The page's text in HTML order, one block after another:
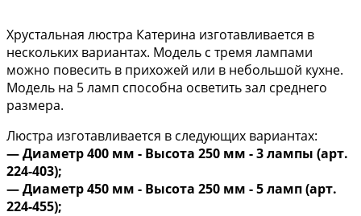
Хрустальная люстра Катерина изготавливается в
нескольких вариантах. Модель с тремя лампами
можно повесить в прихожей или в небольшой кухне.
Модель на 5 ламп способна осветить зал среднего
размера.
Люстра изготавливается в следующих вариантах:
— Диаметр 400 мм - Высота 250 мм - 3 лампы (арт.
224-403);
— Диаметр 450 мм - Высота 250 мм - 5 ламп (арт. ​
224-455);